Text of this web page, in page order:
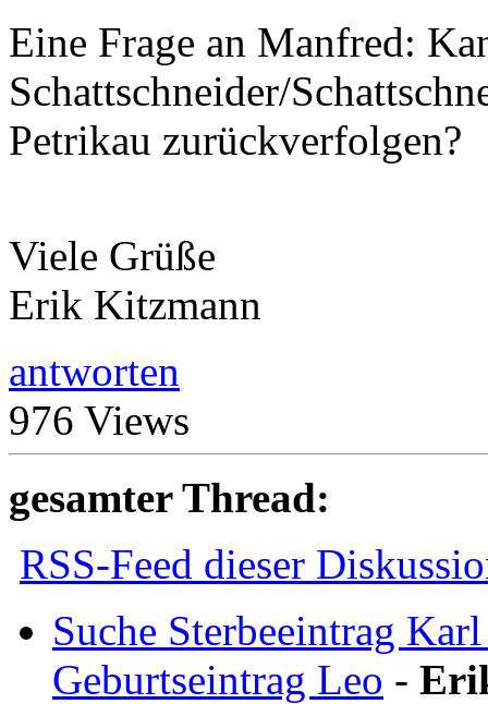
Eine Frage an Manfred:
Schattschneider/
Petrikau zurückverfolgen?
Viele Grüße
Erik Kitzmann
antworten
976 Views
gesamter Thread:
RSS-Feed dieser
Suche Sterbeeintrag
Geburtseintrag Leo -